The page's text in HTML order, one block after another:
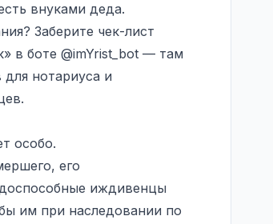
внуками деда.
Заберите чек-лист
в боте @imYrist_bot — там
нотариуса и
особо.
его
иждивенцы
им при наследовании по